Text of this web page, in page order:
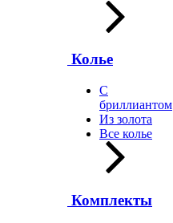
Колье
С
бриллиантом
Из золота
Все колье
Комплекты